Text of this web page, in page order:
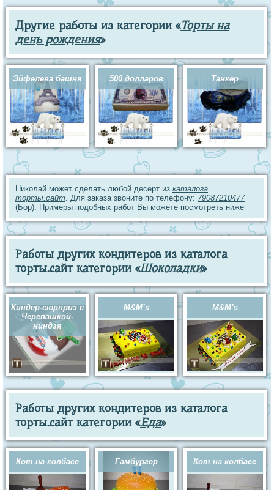
Другие работы из категории «Торты на
день рождения»
Эйфелева башня 500 долларов Танкер
Николай может сделать любой десерт из каталога
торты.сайт. Для заказа звоните по телефону: 79087210477
(Бор). Примеры подобных работ Вы можете посмотреть ниже
Работы других кондитеров из каталога
торты.сайт категории «Шоколадки»
Киндер-сюрприз с
Черепашкой-
ниндзя
M&M’s M&M’s
Работы других кондитеров из каталога
торты.сайт категории «Еда»
Кот на колбасе Гамбургер Кот на колбасе